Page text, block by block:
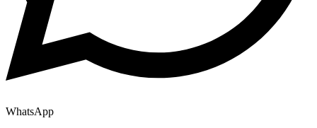
WhatsApp